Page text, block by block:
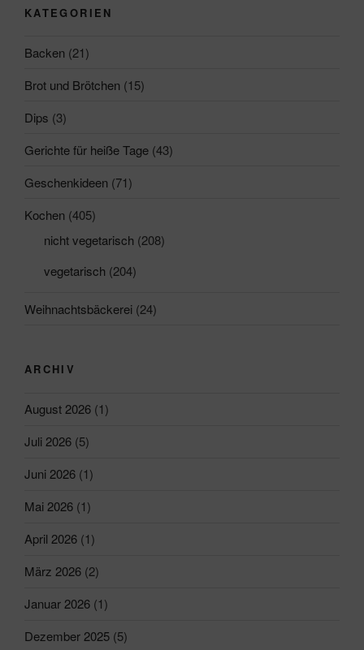
KATEGORIEN
Backen (21)
Brot und Brötchen (15)
Dips (3)
Gerichte für heiße Tage (43)
Geschenkideen (71)
Kochen (405)
nicht vegetarisch (208)
vegetarisch (204)
Weihnachtsbäckerei (24)
ARCHIV
August 2026 (1)
Juli 2026 (5)
Juni 2026 (1)
Mai 2026 (1)
April 2026 (1)
März 2026 (2)
Januar 2026 (1)
Dezember 2025 (5)